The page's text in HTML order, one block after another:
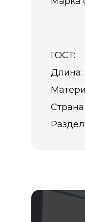
ГОСТ:
Длина:
Раздел: